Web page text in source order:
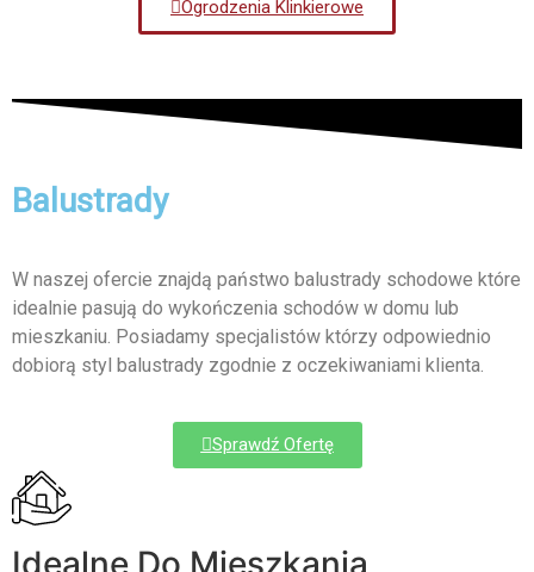
Ogrodzenia Klinkierowe
Balustrady
W naszej ofercie znajdą państwo balustrady schodowe które
idealnie pasują do wykończenia schodów w domu lub
mieszkaniu. Posiadamy specjalistów którzy odpowiednio
dobiorą styl balustrady zgodnie z oczekiwaniami klienta.
Sprawdź Ofertę
Idealne Do Mieszkania